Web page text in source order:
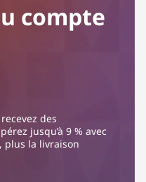
compte
des
jusqu’à 9 % avec
plus la livraison